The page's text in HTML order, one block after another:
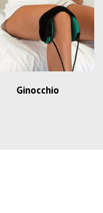
Ginocchio